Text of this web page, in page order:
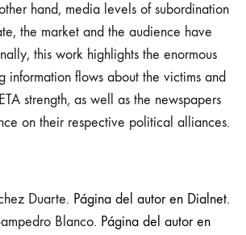
hand, media levels of subordination
the market and the audience have
this work highlights the enormous
information flows about the victims and
strength, as well as the newspapers
on their respective political alliances.
Duarte. Página del autor en Dialnet.
Blanco. Página del autor en